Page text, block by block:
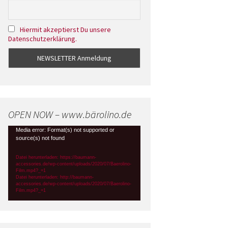
Hiermit akzeptierst Du unsere
Datenschutzerklärung.
OPEN NOW – www.bärolino.de
Video-
Player
Media error: Format(s) not supported or
source(s) not found
Datei herunterladen: https://baumann-
accessories.de/wp-content/uploads/2020/07/Baerolino-
Film.mp4?_=1
Datei herunterladen: http://baumann-
accessories.de/wp-content/uploads/2020/07/Baerolino-
Film.mp4?_=1